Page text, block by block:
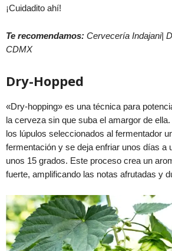
¡Cuidadito ahí!
Te recomendamos: Cervecería Indajani|
CDMX
Dry-Hopped
«Dry-hopping» es una técnica para
la cerveza sin que suba el amargor de
los lúpulos seleccionados al fermentador
fermentación y se deja enfriar unos días a
unos 15 grados. Este proceso crea un
fuerte, amplificando las notas afrutadas y